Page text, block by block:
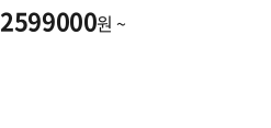
2599000원 ~